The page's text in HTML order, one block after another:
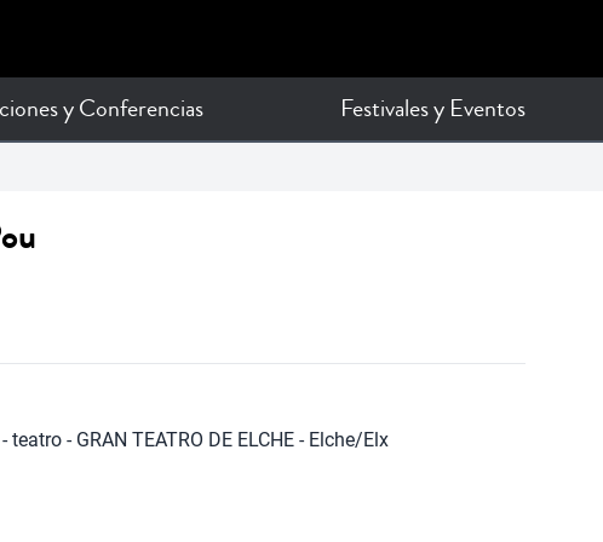
y Conferencias Festivales y Eventos
- GRAN TEATRO DE ELCHE - Elche/Elx